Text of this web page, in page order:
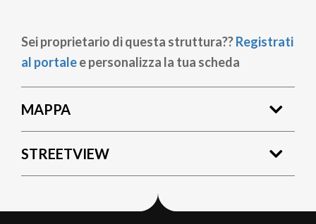
Sei proprietario di questa struttura??Registrati
al portalee personalizza la tua scheda
MAPPA
STREETVIEW